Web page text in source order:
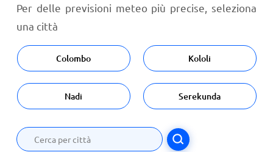
Per delle previsioni meteo più precise, seleziona
una città
Colombo Kololi
Nadi Serekunda